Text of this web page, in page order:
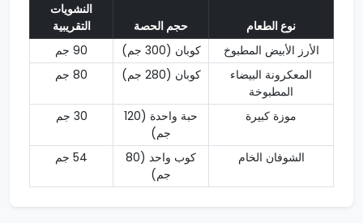
نوع الطعام حجم الحصة
النشويات
التقريبية
الأرز الأبيض المطبوخ
كوبان (300 جم)
90 جم
المعكرونة البيضاء
المطبوخة
كوبان (280 جم) 80 جم
موزة كبيرة
حبة واحدة (120
جم)
30 جم
الشوفان الخام
كوب واحد (80
جم)
54 جم